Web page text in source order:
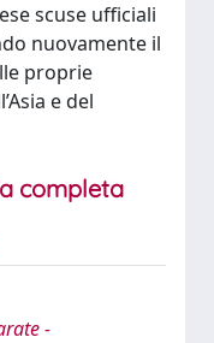
scuse ufficiali
nuovamente il
proprie
e del
completa
-